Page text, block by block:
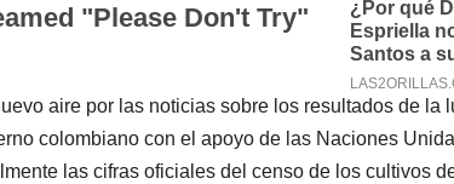
aire por las noticias sobre los resultados de la
colombiano con el apoyo de las Naciones
las cifras oficiales del censo de los cultivos